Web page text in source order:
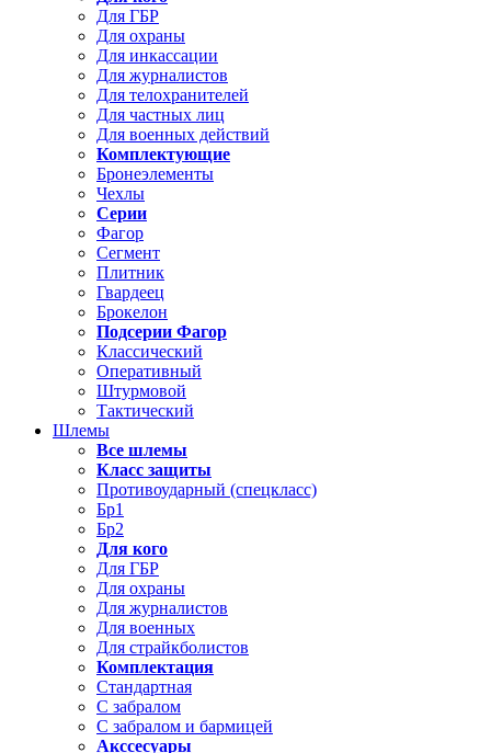
Для ГБР
Для охраны
Для инкассации
Для журналистов
Для телохранителей
Для частных лиц
Для военных действий
Комплектующие
Бронеэлементы
Чехлы
Серии
Фагор
Сегмент
Плитник
Гвардеец
Брокелон
Подсерии Фагор
Классический
Оперативный
Штурмовой
Тактический
Шлемы
Все шлемы
Класс защиты
Противоударный (спецкласс)
Бр1
Бр2
Для кого
Для ГБР
Для охраны
Для журналистов
Для военных
Для страйкболистов
Комплектация
Стандартная
С забралом
С забралом и бармицей
Акссесуары